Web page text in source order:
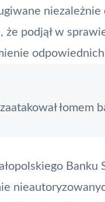
że podjął w
łomem
Banku